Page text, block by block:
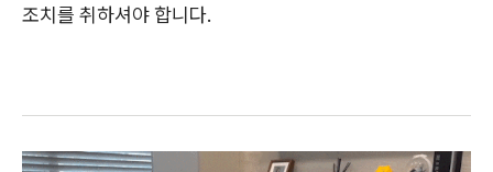
조치를 취하셔야 합니다.